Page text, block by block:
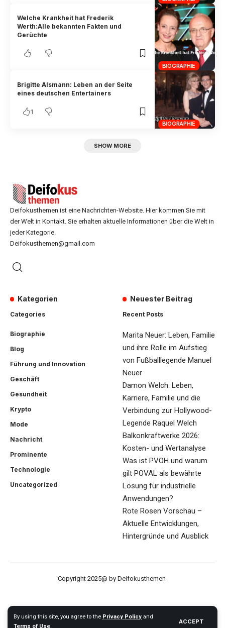
By using this site, you agree to the Privacy Policy and
Terms of Use.
ACCEPT
BIOGRAPHIE
Welche Krankheit hat Frederik
Werth:Alle bekannten Fakten und
Gerüchte
BIOGRAPHIE
Brigitte Alsmann: Leben an der Seite
eines deutschen Entertainers
1
SHOW MORE
Deifokusthemen ist eine Nachrichten-Website. Hier kommen Sie mit
der Welt in Kontakt. Sie erhalten aktuelle Informationen über die Welt in
jeder Kategorie.
Deifokusthemen@gmail.com
Kategorien
Categories
Biographie
Blog
Führung und Innovation
Geschäft
Gesundheit
Krypto
Mode
Nachricht
Prominente
Technologie
Uncategorized
Neuester Beitrag
Recent Posts
Marita Neuer: Leben, Familie
und ihre Rolle im Aufstieg
von Fußballlegende Manuel
Neuer
Damon Welch: Leben,
Karriere, Familie und die
Verbindung zur Hollywood-
Legende Raquel Welch
Balkonkraftwerke 2026:
Kosten- und Wertanalyse
Was ist PVOH und warum
gilt POVAL als bewährte
Lösung für industrielle
Anwendungen?
Rote Rosen Vorschau –
Aktuelle Entwicklungen,
Hintergründe und Ausblick
Copyright 2025@ by Deifokusthemen